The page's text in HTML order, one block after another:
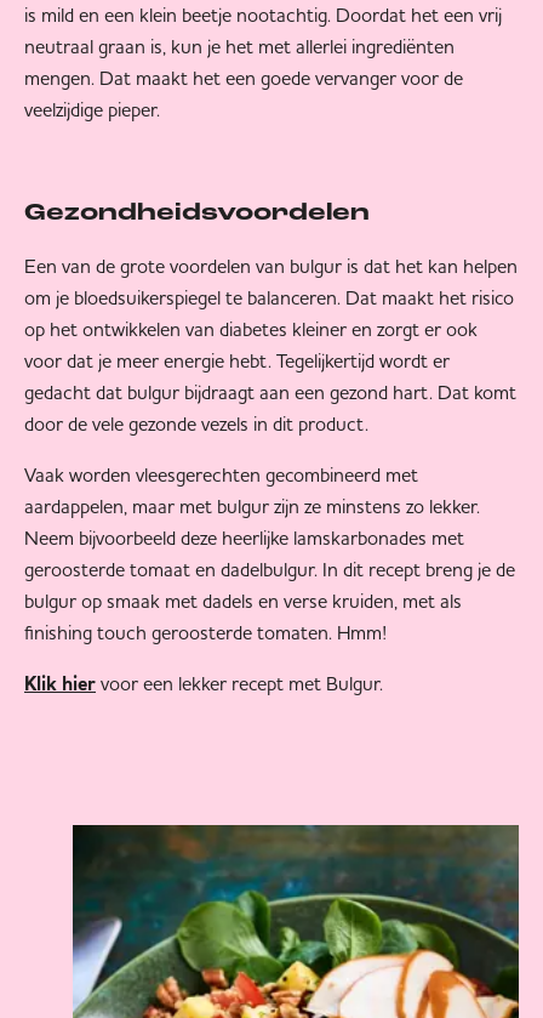
is mild en een klein beetje nootachtig. Doordat het een vrij
neutraal graan is, kun je het met allerlei ingrediënten
mengen. Dat maakt het een goede vervanger voor de
veelzijdige pieper.
Gezondheidsvoordelen
Een van de grote voordelen van bulgur is dat het kan helpen
om je bloedsuikerspiegel te balanceren. Dat maakt het risico
op het ontwikkelen van diabetes kleiner en zorgt er ook
voor dat je meer energie hebt. Tegelijkertijd wordt er
gedacht dat bulgur bijdraagt aan een gezond hart. Dat komt
door de vele gezonde vezels in dit product.
Vaak worden vleesgerechten gecombineerd met
aardappelen, maar met bulgur zijn ze minstens zo lekker.
Neem bijvoorbeeld deze heerlijke lamskarbonades met
geroosterde tomaat en dadelbulgur. In dit recept breng je de
bulgur op smaak met dadels en verse kruiden, met als
finishing touch geroosterde tomaten. Hmm!
Klik hier voor een lekker recept met Bulgur.